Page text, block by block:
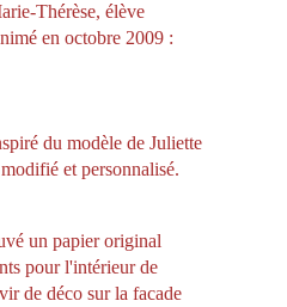
Thérèse, élève
en octobre 2009 :
du modèle de Juliette
et personnalisé.
un papier original
pour l'intérieur de
de déco sur la facade